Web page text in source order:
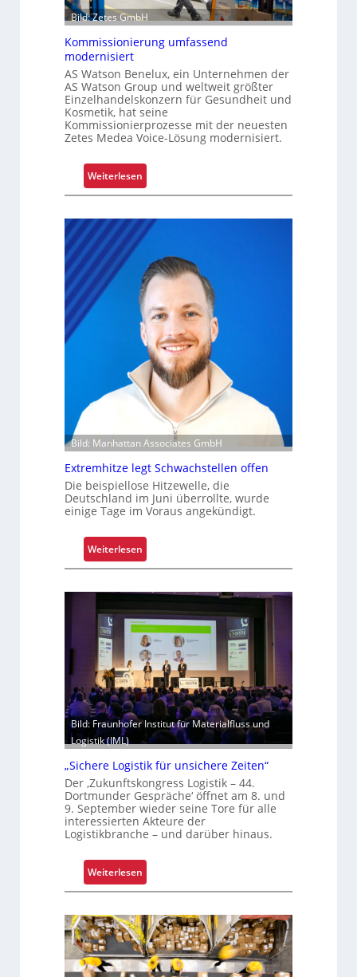
Bild: Zetes GmbH
Kommissionierung umfassend
modernisiert
AS Watson Benelux, ein Unternehmen der
AS Watson Group und weltweit größter
Einzelhandelskonzern für Gesundheit und
Kosmetik, hat seine
Kommissionierprozesse mit der neuesten
Zetes Medea Voice-Lösung modernisiert.
Weiterlesen:
K
m
m
s
s
i
o
n
i
r
u
g
m
f
a
s
e
d
m
o
d
e
r
n
s
i
e
r
t
Bild: Manhattan Associates GmbH
Extremhitze legt Schwachstellen offen
Die beispiellose Hitzewelle, die
Deutschland im Juni überrollte, wurde
einige Tage im Voraus angekündigt.
Weiterlesen:
E
t
r
e
m
h
i
t
z
e
l
e
g
t
S
c
w
a
h
s
t
e
Bild: Fraunhofer Institut für Materialfluss und
Logistik (IML)
„Sichere Logistik für unsichere Zeiten“
Der ‚Zukunftskongress Logistik – 44.
Dortmunder Gespräche‘ öffnet am 8. und
9. September wieder seine Tore für alle
interessierten Akteure der
Logistikbranche – und darüber hinaus.
Weiterlesen:
„
i
c
h
e